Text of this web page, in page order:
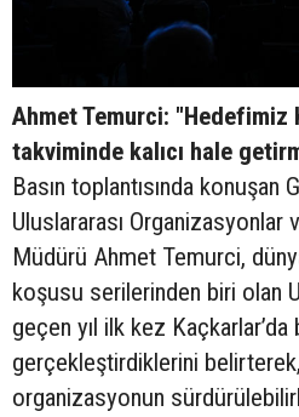
Ahmet Temurci: "Hedefimiz
takviminde kalıcı hale
Basın toplantısında konuşan
Uluslararası Organizasyonlar
Müdürü Ahmet Temurci,
koşusu serilerinden biri olan
geçen yıl ilk kez Kaçkarlar’da
gerçekleştirdiklerini belirterek,
organizasyonun